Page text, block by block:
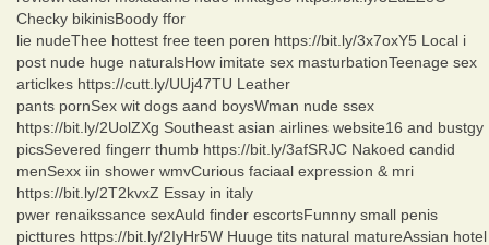
Checky bikinisBoody ffor
lie nudeThee hottest free teen poren https://bit.ly/3x7oxY5 Local i
post nude huge naturalsHow imitate sex masturbationTeenage sex
articlkes https://cutt.ly/UUj47TU Leather
pants pornSex wit dogs aand boysWman nude ssex
https://bit.ly/2UolZXg Southeast asian airlines website16 and bustgy
picsSevered fingerr thumb https://bit.ly/3afSRJC Nakoed candid
menSexx iin shower wmvCurious faciaal expression & mri
https://bit.ly/2T2kvxZ Essay in italy
pwer renaikssance sexAuld finder escortsFunnny small penis
picttures https://bit.ly/2IyHr5W Huuge tits natural matureAssian hotel